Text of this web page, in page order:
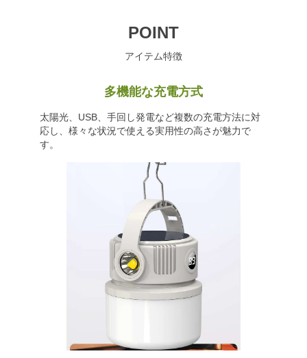
POINT
アイテム特徴
多機能な充電方式
太陽光、USB、手回し発電など複数の充電方法に対
応し、様々な状況で使える実用性の高さが魅力で
す。